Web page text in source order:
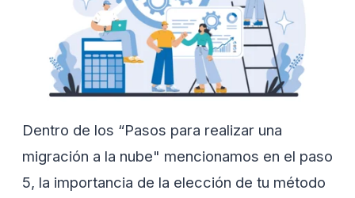
Dentro de los “Pasos para realizar una
migración a la nube" mencionamos en el paso
5, la importancia de la elección de tu método